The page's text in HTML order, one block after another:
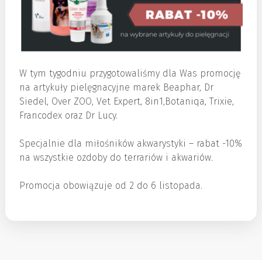
W tym tygodniu przygotowaliśmy dla Was promocję
na artykuły pielęgnacyjne marek Beaphar, Dr
Siedel, Over ZOO, Vet Expert, 8in1,Botaniqa, Trixie,
Francodex oraz Dr Lucy.
Specjalnie dla miłośników akwarystyki – rabat -10%
na wszystkie ozdoby do terrariów i akwariów.
Promocja obowiązuje od 2 do 6 listopada.